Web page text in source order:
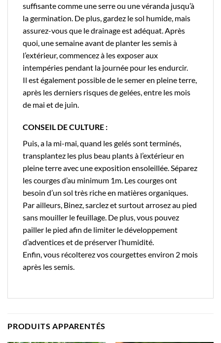
suffisante comme une serre ou une véranda jusqu’à
la germination. De plus, gardez le sol humide, mais
assurez-vous que le drainage est adéquat. Après
quoi, une semaine avant de planter les semis à
l’extérieur, commencez à les exposer aux
intempéries pendant la journée pour les endurcir.
Il est également possible de le semer en pleine terre,
après les derniers risques de gelées, entre les mois
de mai et de juin.
CONSEIL DE CULTURE :
Puis, a la mi-mai, quand les gelés sont terminés,
transplantez les plus beau plants à l’extérieur en
pleine terre avec une exposition ensoleillée. Séparez
les courges d’au minimum 1m. Les courges ont
besoin d’un sol très riche en matières organiques.
Par ailleurs, Binez, sarclez et surtout arrosez au pied
sans mouiller le feuillage. De plus, vous pouvez
pailler le pied afin de limiter le développement
d’adventices et de préserver l’humidité.
Enfin, vous récolterez vos courgettes environ 2 mois
après les semis.
PRODUITS APPARENTÉS